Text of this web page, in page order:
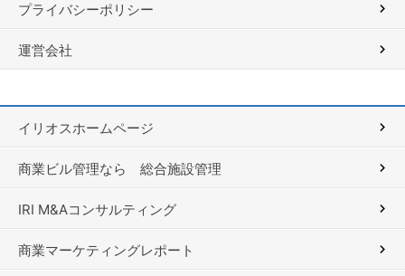
プライバシーポリシー
運営会社
イリオスホームページ
商業ビル管理なら 総合施設管理
IRI M&Aコンサルティング
商業マーケティングレポート